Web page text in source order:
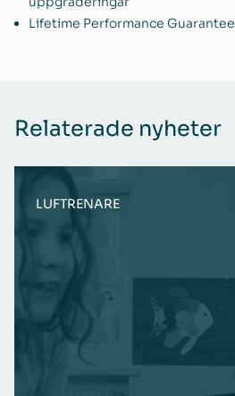
Lifetime Performance Guarantee
Relaterade nyheter
LUFTRENARE